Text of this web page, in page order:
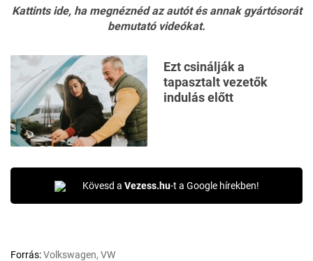
Kattints ide, ha megnéznéd az autót és annak gyártósorát
bemutató videókat.
Ezt csinálják a
tapasztalt vezetők
indulás előtt
Kövesd a Vezess.hu-t a Google hírekben!
Forrás:Volkswagen, VW